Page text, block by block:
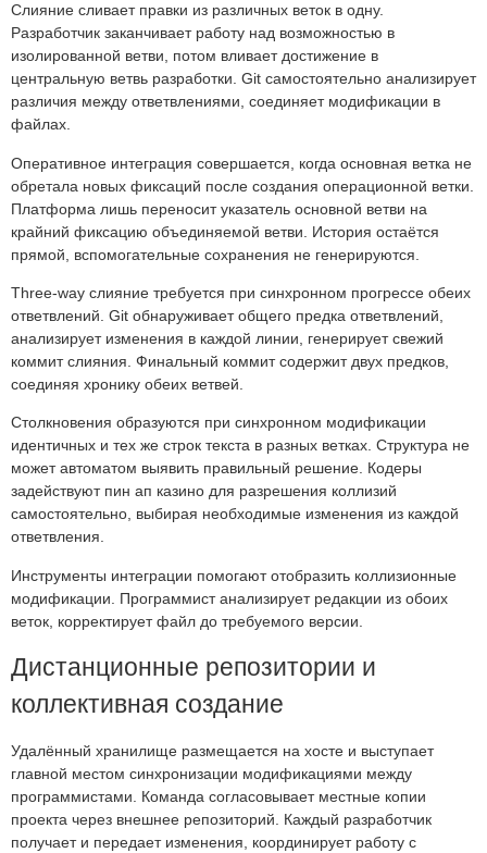
Слияние сливает правки из различных веток в одну.
Разработчик заканчивает работу над возможностью в
изолированной ветви, потом вливает достижение в
центральную ветвь разработки. Git самостоятельно анализирует
различия между ответвлениями, соединяет модификации в
файлах.
Оперативное интеграция совершается, когда основная ветка не
обретала новых фиксаций после создания операционной ветки.
Платформа лишь переносит указатель основной ветви на
крайний фиксацию объединяемой ветви. История остаётся
прямой, вспомогательные сохранения не генерируются.
Three-way слияние требуется при синхронном прогрессе обеих
ответвлений. Git обнаруживает общего предка ответвлений,
анализирует изменения в каждой линии, генерирует свежий
коммит слияния. Финальный коммит содержит двух предков,
соединяя хронику обеих ветвей.
Столкновения образуются при синхронном модификации
идентичных и тех же строк текста в разных ветках. Структура не
может автоматом выявить правильный решение. Кодеры
задействуют пин ап казино для разрешения коллизий
самостоятельно, выбирая необходимые изменения из каждой
ответвления.
Инструменты интеграции помогают отобразить коллизионные
модификации. Программист анализирует редакции из обоих
веток, корректирует файл до требуемого версии.
Дистанционные репозитории и
коллективная создание
Удалённый хранилище размещается на хосте и выступает
главной местом синхронизации модификациями между
программистами. Команда согласовывает местные копии
проекта через внешнее репозиторий. Каждый разработчик
получает и передает изменения, координирует работу с